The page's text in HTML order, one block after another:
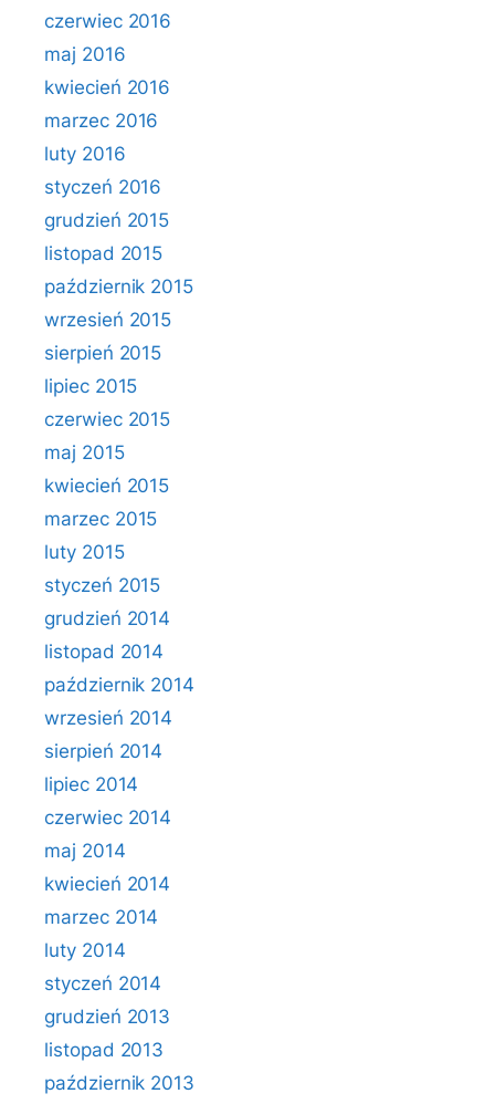
czerwiec 2016
maj 2016
kwiecień 2016
marzec 2016
luty 2016
styczeń 2016
grudzień 2015
listopad 2015
październik 2015
wrzesień 2015
sierpień 2015
lipiec 2015
czerwiec 2015
maj 2015
kwiecień 2015
marzec 2015
luty 2015
styczeń 2015
grudzień 2014
listopad 2014
październik 2014
wrzesień 2014
sierpień 2014
lipiec 2014
czerwiec 2014
maj 2014
kwiecień 2014
marzec 2014
luty 2014
styczeń 2014
grudzień 2013
listopad 2013
październik 2013